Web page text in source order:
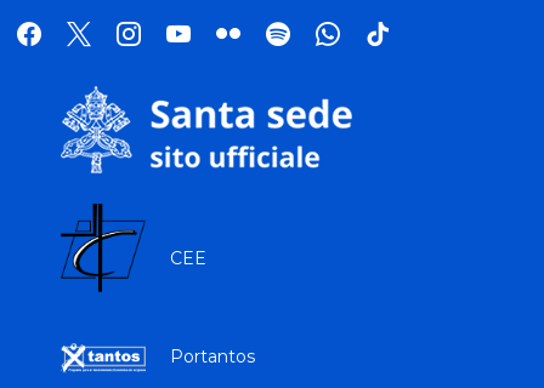
facebook
x instagramyoutube
flickr spotifywhatsapp
tik
CEE
Portantos